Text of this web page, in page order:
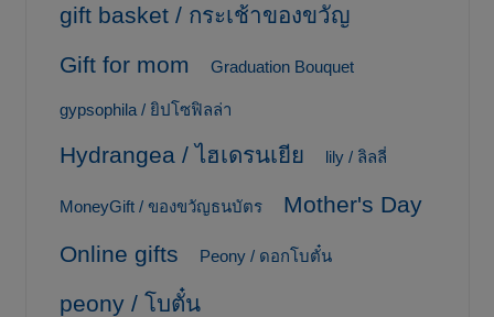
gift basket / กระเช้าของขวัญ
Gift for mom
Graduation Bouquet
gypsophila / ยิปโซฟิลล่า
Hydrangea / ไฮเดรนเยีย lily / ลิลลี่
MoneyGift / ของขวัญธนบัตร
Mother's Day
Online gifts
Peony / ดอกโบตั๋น
peony / โบตั๋น